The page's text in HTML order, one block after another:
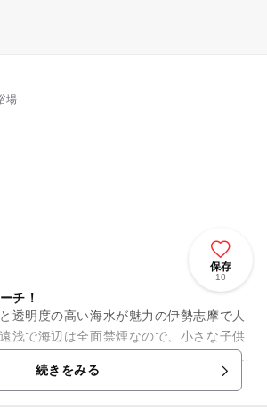
場
保存
10
チ！
透明度の高い海水が魅力の伊勢志摩で人
浅で海辺は全面禁煙なので、小さな子供
心して海水浴ができます。 バナナボー
続きをみる